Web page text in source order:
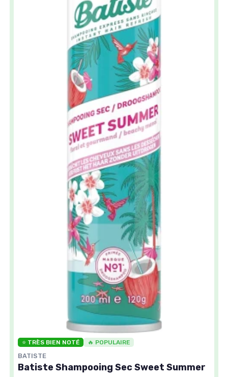
⭐ TRÈS BIEN NOTÉ 🔥 POPULAIRE
BATISTE
Batiste Shampooing Sec Sweet Summer